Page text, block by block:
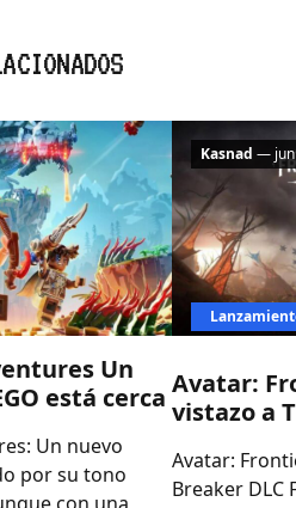
Un
está cerca
Un nuevo
por su tono
Avatar:
vistazo a
Avatar:
Breaker DLC
Kasnad —